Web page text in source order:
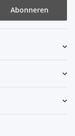
Abonneren